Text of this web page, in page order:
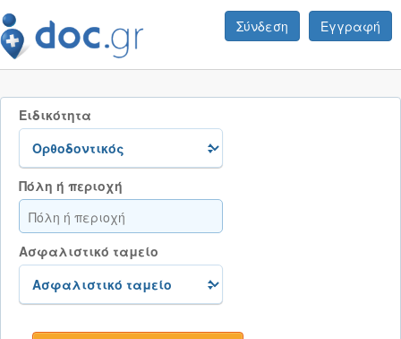
Σύνδεση Εγγραφή
Ειδικότητα
Πόλη ή περιοχή
Ασφαλιστικό ταμείο